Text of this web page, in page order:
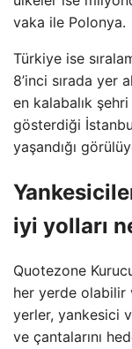
vaka ile Polonya.
Türkiye ise
8’inci sırada yer
en kalabalık
gösterdiği
yaşandığı
iyi yolları
Quotezone
her yerde olabilir
yerler, yankesici
ve çantalarını